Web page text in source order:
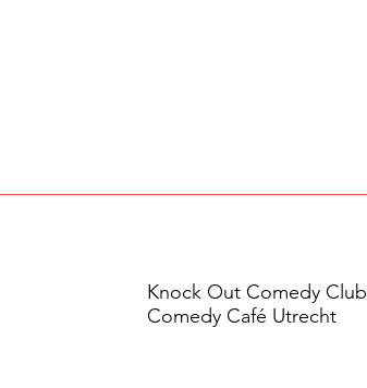
Knock Out Comedy Club
Comedy Café Utrecht